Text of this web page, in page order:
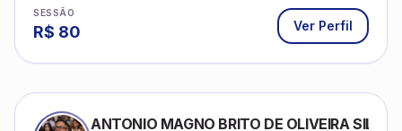
SESSÃO
R$ 80 Ver Perfil
ANTONIO MAGNO BRITO DE OLIVEIRA SILVA